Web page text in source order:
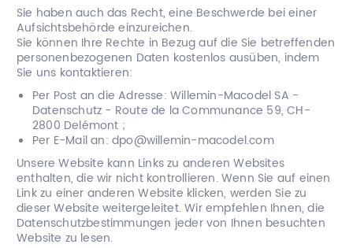
Sie haben auch das Recht, eine Beschwerde bei einer
Aufsichtsbehörde einzureichen.
Sie können Ihre Rechte in Bezug auf die Sie betreffenden
personenbezogenen Daten kostenlos ausüben, indem
Sie uns kontaktieren:
Per Post an die Adresse: Willemin-Macodel SA -
Datenschutz - Route de la Communance 59, CH-
2800 Delémont ;
Per E-Mail an: dpo@willemin-macodel.com
Unsere Website kann Links zu anderen Websites
enthalten, die wir nicht kontrollieren. Wenn Sie auf einen
Link zu einer anderen Website klicken, werden Sie zu
dieser Website weitergeleitet. Wir empfehlen Ihnen, die
Datenschutzbestimmungen jeder von Ihnen besuchten
Website zu lesen.